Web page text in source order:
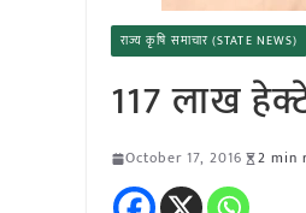
राज्य कृषि समाचार (STATE NEWS)
117 लाख
October 17, 2016 2 min